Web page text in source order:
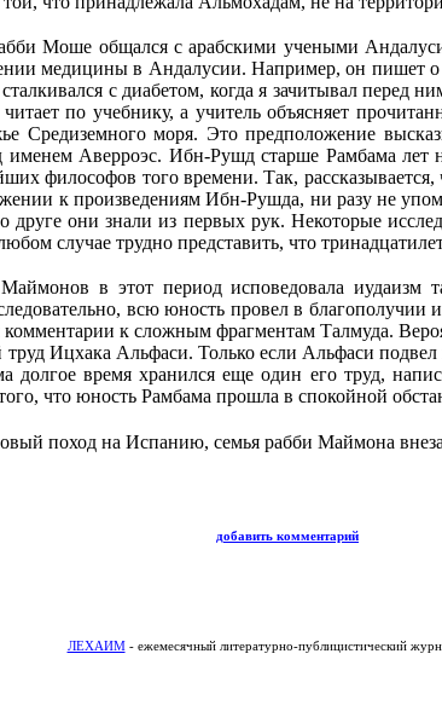
Моше общался с арабскими учеными
медицины в Андалусии. Например, он пишет
с диабетом, когда я зачитывал перед
по учебнику, а учитель объясняет
Средиземного моря. Это предположение
Аверроэс. Ибн-Рушд старше Рамбама лет
философов того времени. Так,
к произведениям Ибн-Рушда, ни разу не
они знали из первых рук. Некоторые
случае трудно представить, что
в этот период исповедовала иудаизм
всю юность провел в благополучии
к сложным фрагментам Талмуда.
Ицхака Альфаси. Только если Альфаси
долгое время хранился еще один его труд,
что юность Рамбама прошла в спокойной
поход на Испанию, семья рабби Маймона
добавить комментарий
ЛЕХАИМ- ежемесячный литературно-публицистический